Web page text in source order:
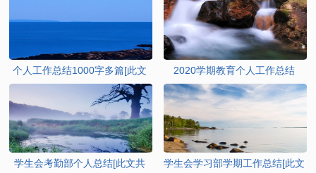
个人工作总结1000字多篇[此文
2020学期教育个人工作总结
1000字[此文共9972字]
学生会考勤部个人总结[此文共
学生会学习部学期工作总结[此文